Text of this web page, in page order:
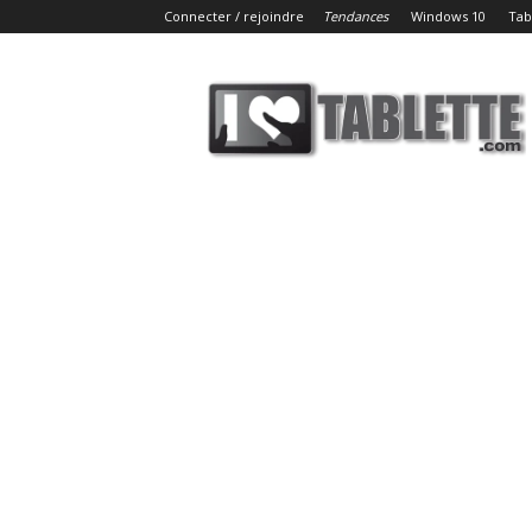
Connecter / rejoindre Tendances Windows 10